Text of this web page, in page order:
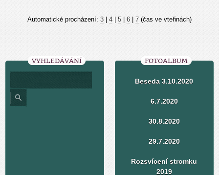
Automatické procházení: 3 4 5 6 7 (čas ve vteřinách)
VYHLEDÁVÁNÍ FOTOALBUM
Beseda 3.10.2020
6.7.2020
30.8.2020
29.7.2020
Rozsvícení stromku
2019